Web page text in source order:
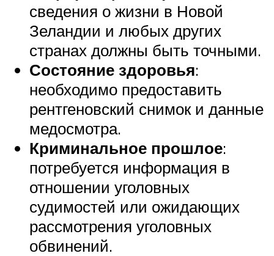
сведения о жизни в Новой
Зеландии и любых других
странах должны быть точными.
Состояние здоровья:
необходимо предоставить
рентгеновский снимок и данные
медосмотра.
Криминальное прошлое:
потребуется информация в
отношении уголовных
судимостей или ожидающих
рассмотрения уголовных
обвинений.